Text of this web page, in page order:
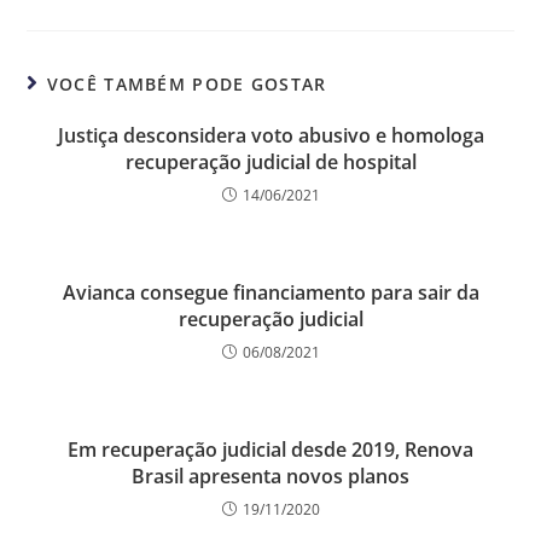
VOCÊ TAMBÉM PODE GOSTAR
Justiça desconsidera voto abusivo e homologa
recuperação judicial de hospital
14/06/2021
Avianca consegue financiamento para sair da
recuperação judicial
06/08/2021
Em recuperação judicial desde 2019, Renova
Brasil apresenta novos planos
19/11/2020